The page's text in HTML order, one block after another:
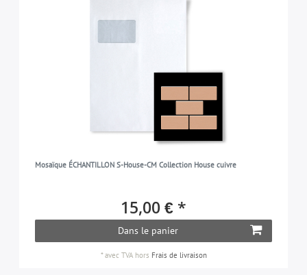
Mosaïque ÉCHANTILLON S-House-CM Collection House cuivre
15,00 € *
Dans le panier
*avec TVAhors Frais de livraison